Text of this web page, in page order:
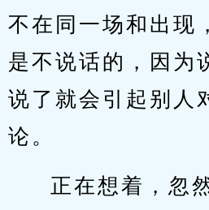
不在同一场和出现
是不说话的，因为
说了就会引起别人
论。
正在想着，忽